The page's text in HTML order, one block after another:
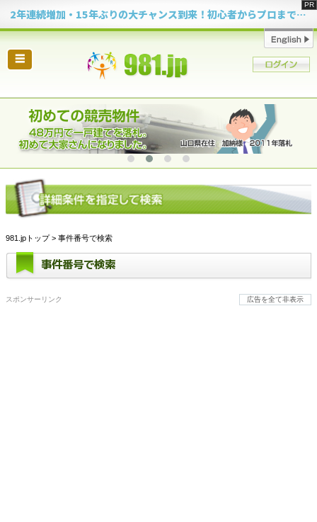
2年連続増加・15年ぶりの大チャンス到来！初心者からプロまで網羅する「競売不動産・超実践投資セミナー」♦神奈川県 横浜 in 神奈川
☰
981.jpトップ> 事件番号で検索
事件番号で検索
スポンサーリンク 広告を全て非表示